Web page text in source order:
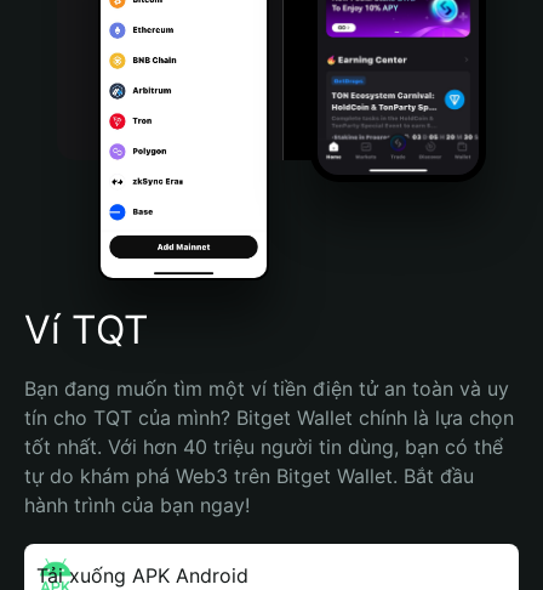
Português (Portugal)
Bahasa Indonesia
Português (Brasil)
Español (Argentina)
Ví TQT
Bạn đang muốn tìm một ví tiền điện tử an toàn và uy
tín cho TQT của mình? Bitget Wallet chính là lựa chọn
tốt nhất. Với hơn 40 triệu người tin dùng, bạn có thể
tự do khám phá Web3 trên Bitget Wallet. Bắt đầu
hành trình của bạn ngay!
Tải xuống APK Android